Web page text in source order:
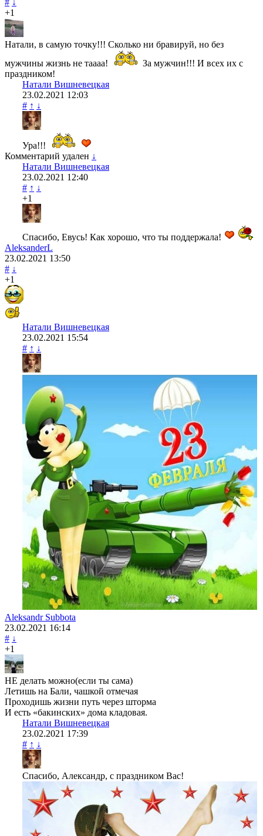
# ↓
+1
Натали, в самую точку!!! Сколько ни бравируй, но без
мужчины жизнь не таааа!
За мужчин!!! И всех их с
праздником!
Натали Вишневецкая
23.02.2021 12:03
# ↑ ↓
Ура!!!
Комментарий удален ↓
Натали Вишневецкая
23.02.2021 12:40
# ↑ ↓
+1
Спасибо, Евусь! Как хорошо, что ты поддержала!
AleksanderL
23.02.2021 13:50
# ↓
+1
Натали Вишневецкая
23.02.2021 15:54
# ↑ ↓
Aleksandr Subbota
23.02.2021 16:14
# ↓
+1
НЕ делать можно(если ты сама)
Летишь на Бали, чашкой отмечая
Проходишь жизни путь через шторма
И есть «бакинских» дома кладовая.
Натали Вишневецкая
23.02.2021 17:39
# ↑ ↓
Спасибо, Александр, с праздником Вас!